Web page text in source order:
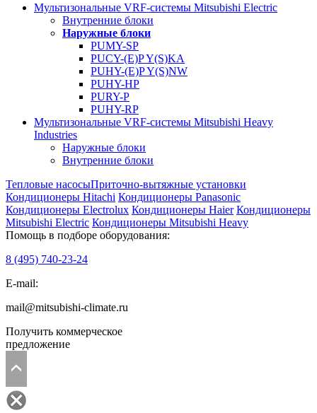
Мультизональные VRF-системы Mitsubishi Electric
Внутренние блоки
Наружные блоки
PUMY-SP
PUCY-(E)P Y(S)KA
PUHY-(E)P Y(S)NW
PUHY-HP
PURY-P
PUHY-RP
Мультизональные VRF-системы Mitsubishi Heavy
Industries
Наружные блоки
Внутренние блоки
Тепловые насосыПриточно-вытяжные установки
Кондиционеры Hitachi Кондиционеры Panasonic
Кондиционеры Electrolux Кондиционеры Haier Кондиционеры
Mitsubishi Electric Кондиционеры Mitsubishi Heavy
Помощь в подборе оборудования:
8 (495) 740-23-24
E-mail:
mail@mitsubishi-climate.ru
Получить коммерческое
предложение